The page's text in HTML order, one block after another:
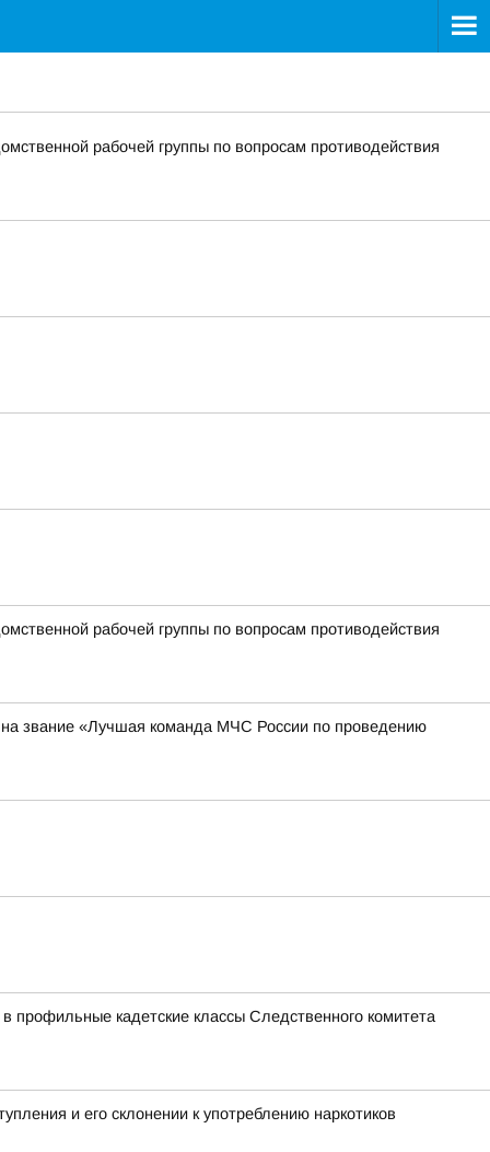
рабочей группы по вопросам противодействия
рабочей группы по вопросам противодействия
звание «Лучшая команда МЧС России по проведению
профильные кадетские классы Следственного комитета
и его склонении к употреблению наркотиков